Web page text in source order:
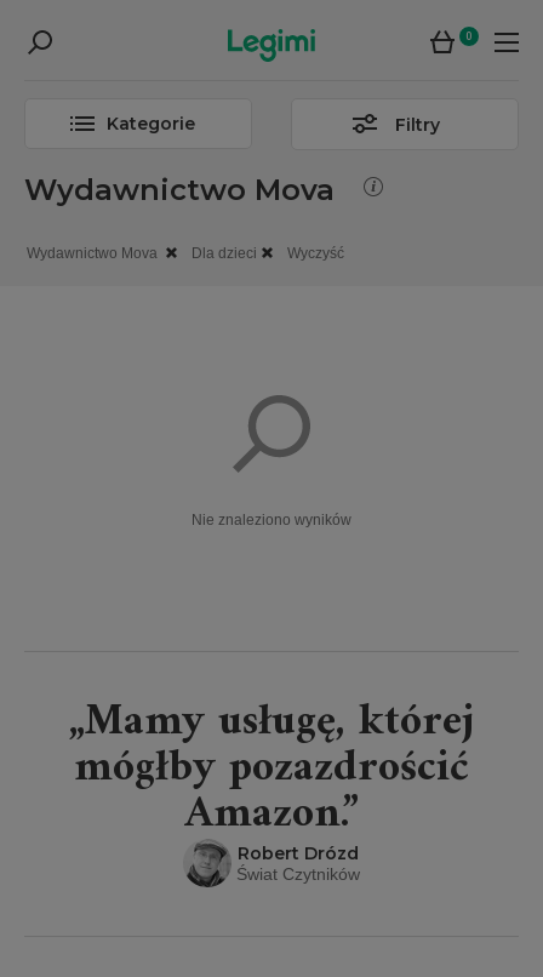
0
Kategorie Filtry
Wydawnictwo Mova
Wydawnictwo Mova Dla dzieci Wyczyść
Nie znaleziono wyników
„Mamy usługę, której
mógłby pozazdrościć
Amazon.”
Robert Drózd
Świat Czytników